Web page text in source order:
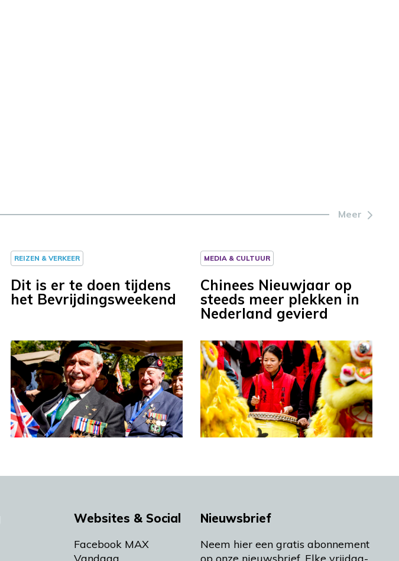
Meer
REIZEN & VERKEER
Dit is er te doen tijdens
het Bevrijdingsweekend
MEDIA & CULTUUR
Chinees Nieuwjaar op
steeds meer plekken in
Nederland gevierd
Websites & Social
Facebook MAX
Nieuwsbrief
Neem hier een gratis abonnement